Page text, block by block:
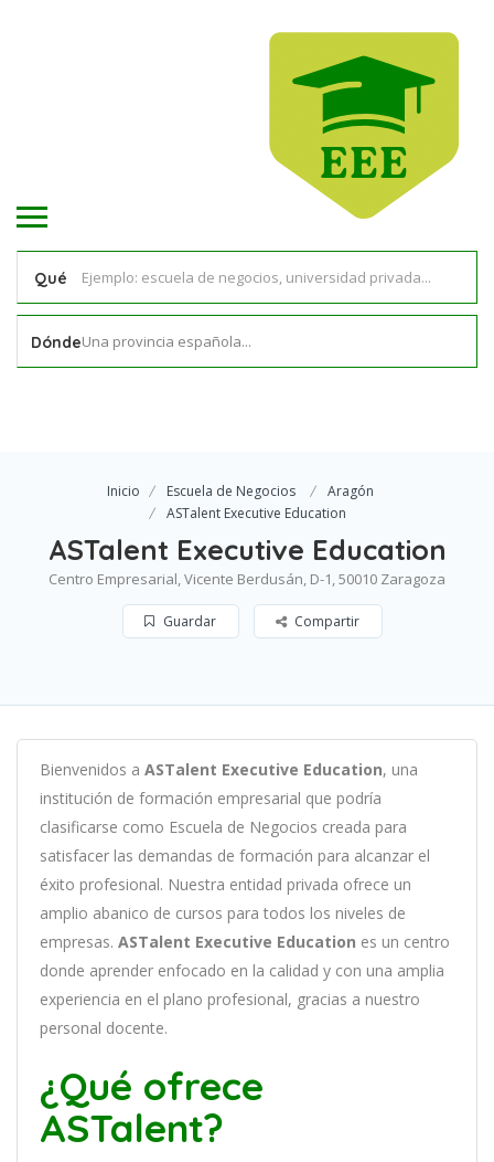
Qué
DóndeUna provincia española...
Inicio Escuela de Negocios
Aragón
ASTalent Executive Education
ASTalent Executive Education
Centro Empresarial, Vicente Berdusán, D-1, 50010 Zaragoza
Guardar Compartir
Bienvenidos a ASTalent Executive Education, una
institución de formación empresarial que podría
clasificarse como Escuela de Negocios creada para
satisfacer las demandas de formación para alcanzar el
éxito profesional. Nuestra entidad privada ofrece un
amplio abanico de cursos para todos los niveles de
empresas. ASTalent Executive Education es un centro
donde aprender enfocado en la calidad y con una amplia
experiencia en el plano profesional, gracias a nuestro
personal docente.
¿Qué ofrece
ASTalent?